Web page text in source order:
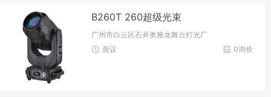
B260T 260超级光束
广州市白云区石井奥雅龙舞台灯光厂
0询价
面议